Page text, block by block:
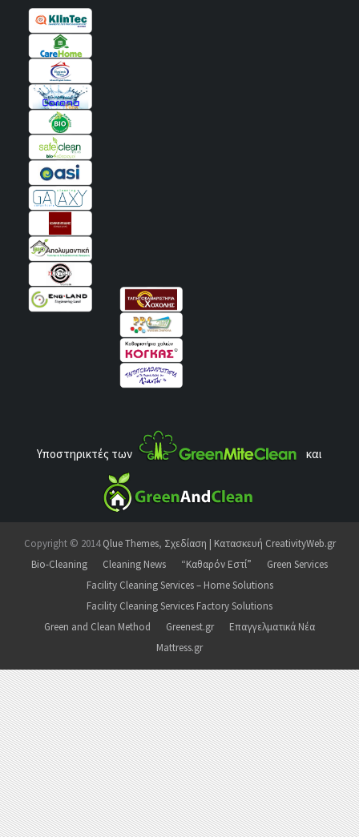
Υποστηρικτές των και
Copyright © 2014Qlue Themes, Σχεδίαση | Κατασκευή CreativityWeb.gr
Bio-Cleaning
Cleaning News “Καθαρόν Εστί”
Green Services
Facility Cleaning Services – Home Solutions
Facility Cleaning Services Factory Solutions
Green and Clean Method
Greenest.gr
Επαγγελματικά Νέα
Mattress.gr